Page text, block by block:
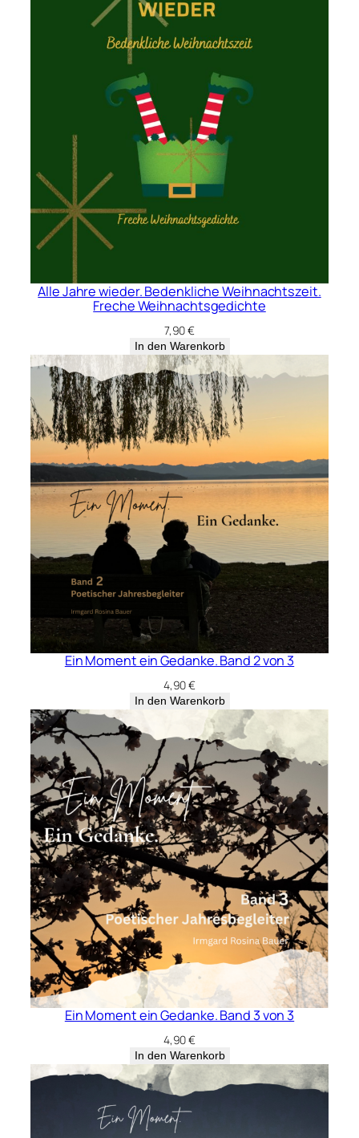
Alle Jahre wieder. Bedenkliche Weihnachtszeit.
Freche Weihnachtsgedichte
7,90€
In den Warenkorb
Ein Moment ein Gedanke. Band 2 von 3
4,90€
In den Warenkorb
Ein Moment ein Gedanke. Band 3 von 3
4,90€
In den Warenkorb